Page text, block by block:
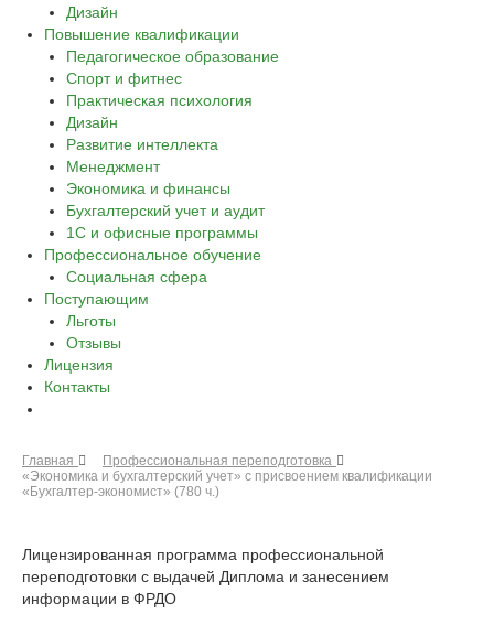
Дизайн
Повышение квалификации
Педагогическое образование
Спорт и фитнес
Практическая психология
Дизайн
Развитие интеллекта
Менеджмент
Экономика и финансы
Бухгалтерский учет и аудит
1С и офисные программы
Профессиональное обучение
Социальная сфера
Поступающим
Льготы
Отзывы
Лицензия
Контакты
Главная
Профессиональная переподготовка
«Экономика и бухгалтерский учет» с присвоением квалификации
«Бухгалтер-экономист» (780 ч.)
Лицензированная программа профессиональной
переподготовки с выдачей Диплома и занесением
информации в ФРДО